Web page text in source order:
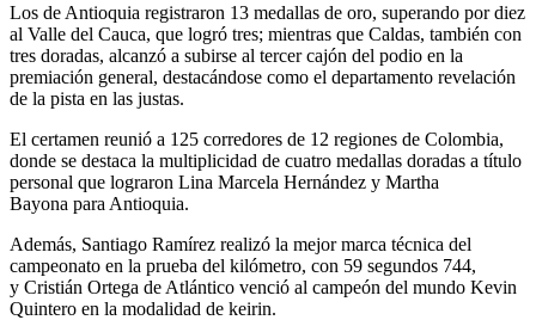
Los de Antioquia registraron 13 medallas de oro, superando por diez
al Valle del Cauca, que logró tres; mientras que Caldas, también con
tres doradas, alcanzó a subirse al tercer cajón del podio en la
premiación general, destacándose como el departamento revelación
de la pista en las justas.
El certamen reunió a 125 corredores de 12 regiones de Colombia,
donde se destaca la multiplicidad de cuatro medallas doradas a título
personal que lograron Lina Marcela Hernández y Martha
Bayona para Antioquia.
Además, Santiago Ramírez realizó la mejor marca técnica del
campeonato en la prueba del kilómetro, con 59 segundos 744,
y Cristián Ortega de Atlántico venció al campeón del mundo Kevin
Quintero en la modalidad de keirin.